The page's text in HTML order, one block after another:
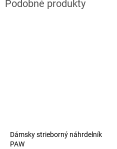
Dámsky strieborný náhrdelník
PAW